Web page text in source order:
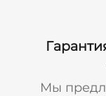
Мы